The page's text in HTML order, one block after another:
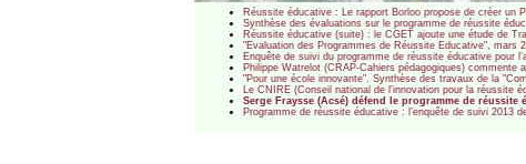
Réussite éducative : Le rapport Borloo propose de créer un
Synthèse des évaluations sur le programme de réussite
Réussite éducative (suite) : le CGET ajoute une étude de
"Evaluation des Programmes de Réussite Educative", mars
Enquête de suivi du programme de réussite éducative pour
Philippe Watrelot (CRAP-Cahiers pédagogiques)
"Pour une école innovante". Synthèse des travaux de la
Le CNIRE (Conseil national de l’innovation pour la réussite
Serge Fraysse (Acsé) défend le programme de réussite
Programme de réussite éducative : l’enquête de suivi 2013